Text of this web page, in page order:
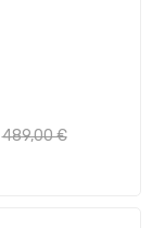
Prix
489,00 €